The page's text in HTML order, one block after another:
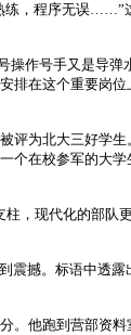
练，程序无误……”
操作号手又是导弹
排在这个重要岗位
评为北大三好学生
个在校参军的大学
，现代化的部队
震撼。标语中透露
。他跑到营部资料